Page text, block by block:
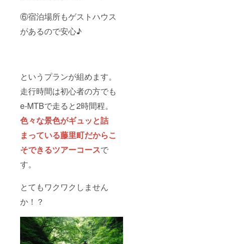
⑥宿泊場所もゲストハウス
があるので安心♪
というプランが組めます。
走行時間は初心者の方でも
e-MTBで走ると2時間程。
色々な景色がギュッと詰
まっている藤里町だからこ
そできるツアーコースで
す。
とてもワクワクしません
か！？